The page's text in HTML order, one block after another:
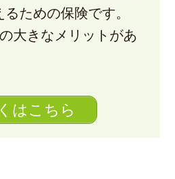
ための保険です。
大きなメリットがあ
はこちら